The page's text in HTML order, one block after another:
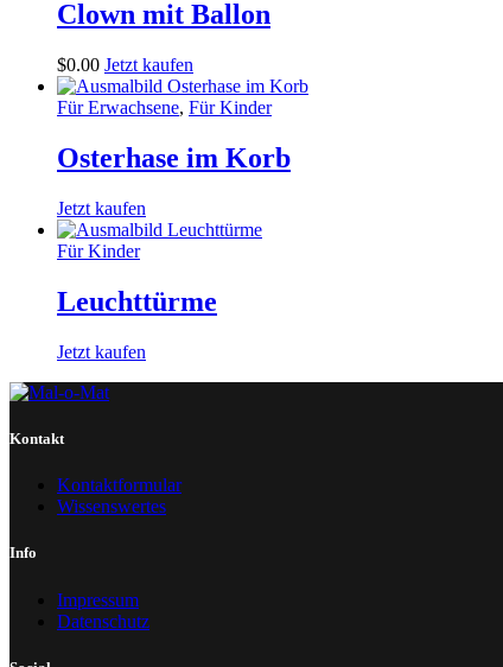
Clown mit Ballon
$0.00 Jetzt kaufen
Für Erwachsene, Für Kinder
Osterhase im Korb
Jetzt kaufen
Für Kinder
Leuchttürme
Jetzt kaufen
Kontakt
Kontaktformular
Wissenswertes
Info
Impressum
Datenschutz